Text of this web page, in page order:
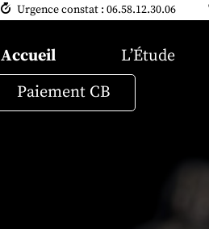
Urgence constat : 06.58.12.30.06
Accueil L’Étude
Paiement CB